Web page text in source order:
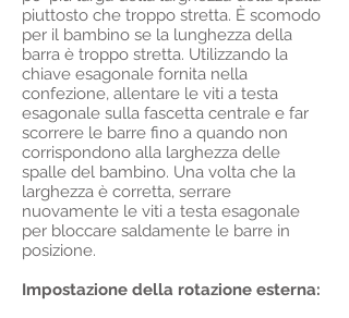
piuttosto che troppo stretta. È scomodo
per il bambino se la lunghezza della
barra è troppo stretta. Utilizzando la
chiave esagonale fornita nella
confezione, allentare le viti a testa
esagonale sulla fascetta centrale e far
scorrere le barre fino a quando non
corrispondono alla larghezza delle
spalle del bambino. Una volta che la
larghezza è corretta, serrare
nuovamente le viti a testa esagonale
per bloccare saldamente le barre in
posizione.
Impostazione della rotazione esterna: